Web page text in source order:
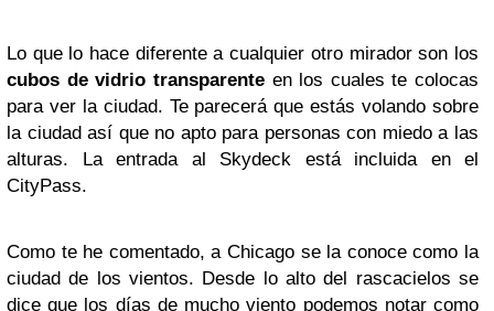
Lo que lo hace diferente a cualquier otro mirador son los
cubos de vidrio transparenteen los cuales te colocas
para ver la ciudad. Te parecerá que estás volando sobre
la ciudad así que no apto para personas con miedo a las
alturas. La entrada al Skydeck está incluida en el
CityPass.
Como te he comentado, a Chicago se la conoce como la
ciudad de los vientos. Desde lo alto del rascacielos se
dice que los días de mucho viento podemos notar como